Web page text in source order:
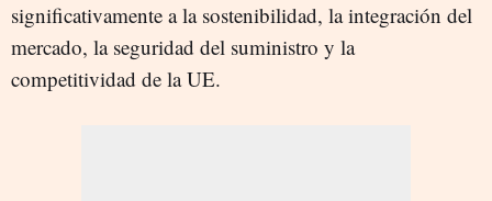
significativamente a la sostenibilidad, la integración del
mercado, la seguridad del suministro y la
competitividad de la UE.